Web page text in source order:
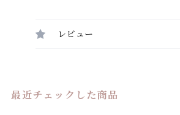
レビュー
最近チェックした商品